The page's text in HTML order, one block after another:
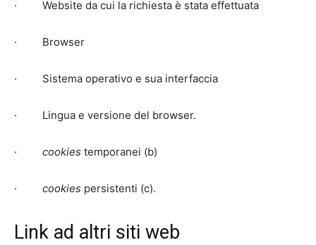
· Website da cui la richiesta è stata effettuata
· Browser
· Sistema operativo e sua interfaccia
· Lingua e versione del browser.
· cookies temporanei (b)
· cookies persistenti (c).
Link ad altri siti web